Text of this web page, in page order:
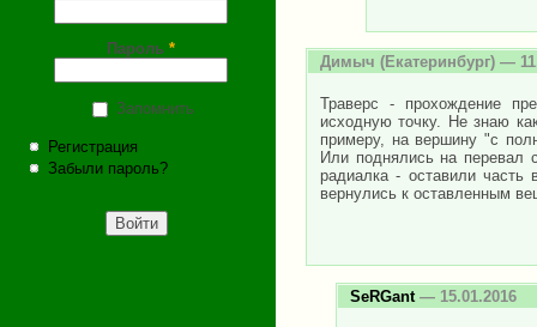
Пароль *
Запомнить
Регистрация
Забыли пароль?
Димыч (Екатеринбург) —
Траверс - прохождение
исходную точку. Не знаю
примеру, на вершину "с
Или поднялись на перевал
радиалка - оставили
вернулись к оставленным
SeRGant — 15.01.2016